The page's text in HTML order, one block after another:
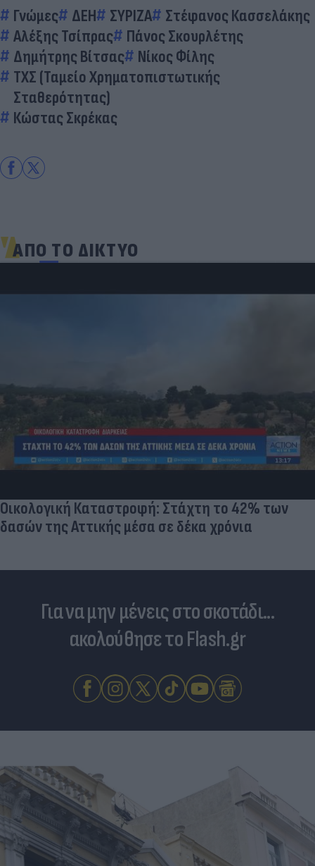
Γνώμες ΔΕΗ ΣΥΡΙΖΑ
Στέφανος Κασσελάκης
Αλέξης Τσίπρας
Πάνος Σκουρλέτης
Δημήτρης Βίτσας
Νίκος Φίλης
ΤΧΣ (Ταμείο Χρηματοπιστωτικής
Σταθερότητας)
Κώστας Σκρέκας
ΑΠΟ ΤΟ ΔΙΚΤΥΟ
Οικολογική Καταστροφή: Στάχτη το 42% των
δασών της Αττικής μέσα σε δέκα χρόνια
Για να μην μένεις στο σκοτάδι...
ακολούθησε το Flash.gr